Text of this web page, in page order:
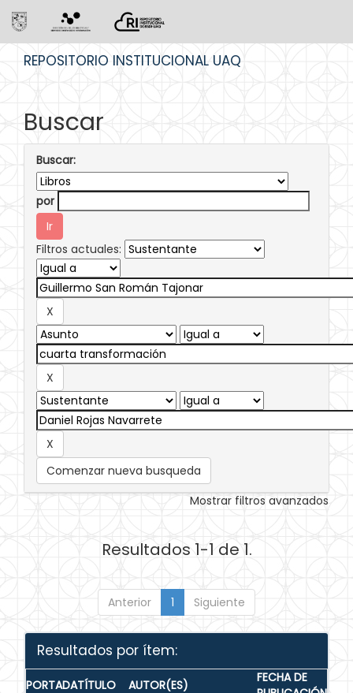
REPOSITORIO INSTITUCIONAL UAQ
Buscar
Buscar:
por
Filtros actuales:
Comenzar nueva busqueda
Mostrar filtros avanzados
Resultados 1-1 de 1.
Anterior 1 Siguiente
Resultados por ítem:
PORTADATÍTULO AUTOR(ES)
FECHA DE